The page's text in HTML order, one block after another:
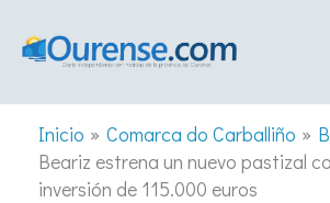
Inicio Comarca do Carballiño
Beariz estrena un nuevo pastizal
inversión de 115.000 euros